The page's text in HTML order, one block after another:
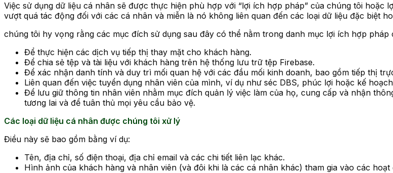
Việc sử dụng dữ liệu cá nhân sẽ được thực hiện phù hợp với “lợi ích hợp pháp” của chúng tôi
vượt quá tác động đối với các cá nhân và miễn là nó không liên quan đến các loại dữ liệu đặc biệt
chúng tôi hy vọng rằng các mục đích sử dụng sau đây có thể nằm trong danh mục lợi ích hợp pháp
Để thực hiện các dịch vụ tiếp thị thay mặt cho khách hàng.
Để chia sẻ tệp và tài liệu với khách hàng trên hệ thống lưu trữ tệp Firebase.
Để xác nhận danh tính và duy trì mối quan hệ với các đầu mối kinh doanh, bao gồm tiếp thị
Liên quan đến việc tuyển dụng nhân viên của mình, ví dụ như séc DBS, phúc lợi hoặc kế
Để lưu giữ thông tin nhân viên nhằm mục đích quản lý việc làm của họ, cung cấp và nhận
tương lai và để tuân thủ mọi yêu cầu bảo vệ.
Các loại dữ liệu cá nhân được chúng tôi xử lý
Điều này sẽ bao gồm bằng ví dụ:
Tên, địa chỉ, số điện thoại, địa chỉ email và các chi tiết liên lạc khác.
Hình ảnh của khách hàng và nhân viên (và đôi khi là các cá nhân khác) tham gia vào các hoạt